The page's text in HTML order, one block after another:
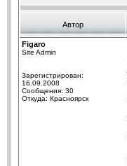
Автор
Figaro
Site Admin
Зарегистрирован:
16.09.2008
Сообщения: 30
Откуда: Красноярск